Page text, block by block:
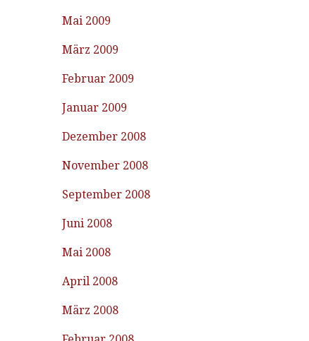
Mai 2009
März 2009
Februar 2009
Januar 2009
Dezember 2008
November 2008
September 2008
Juni 2008
Mai 2008
April 2008
März 2008